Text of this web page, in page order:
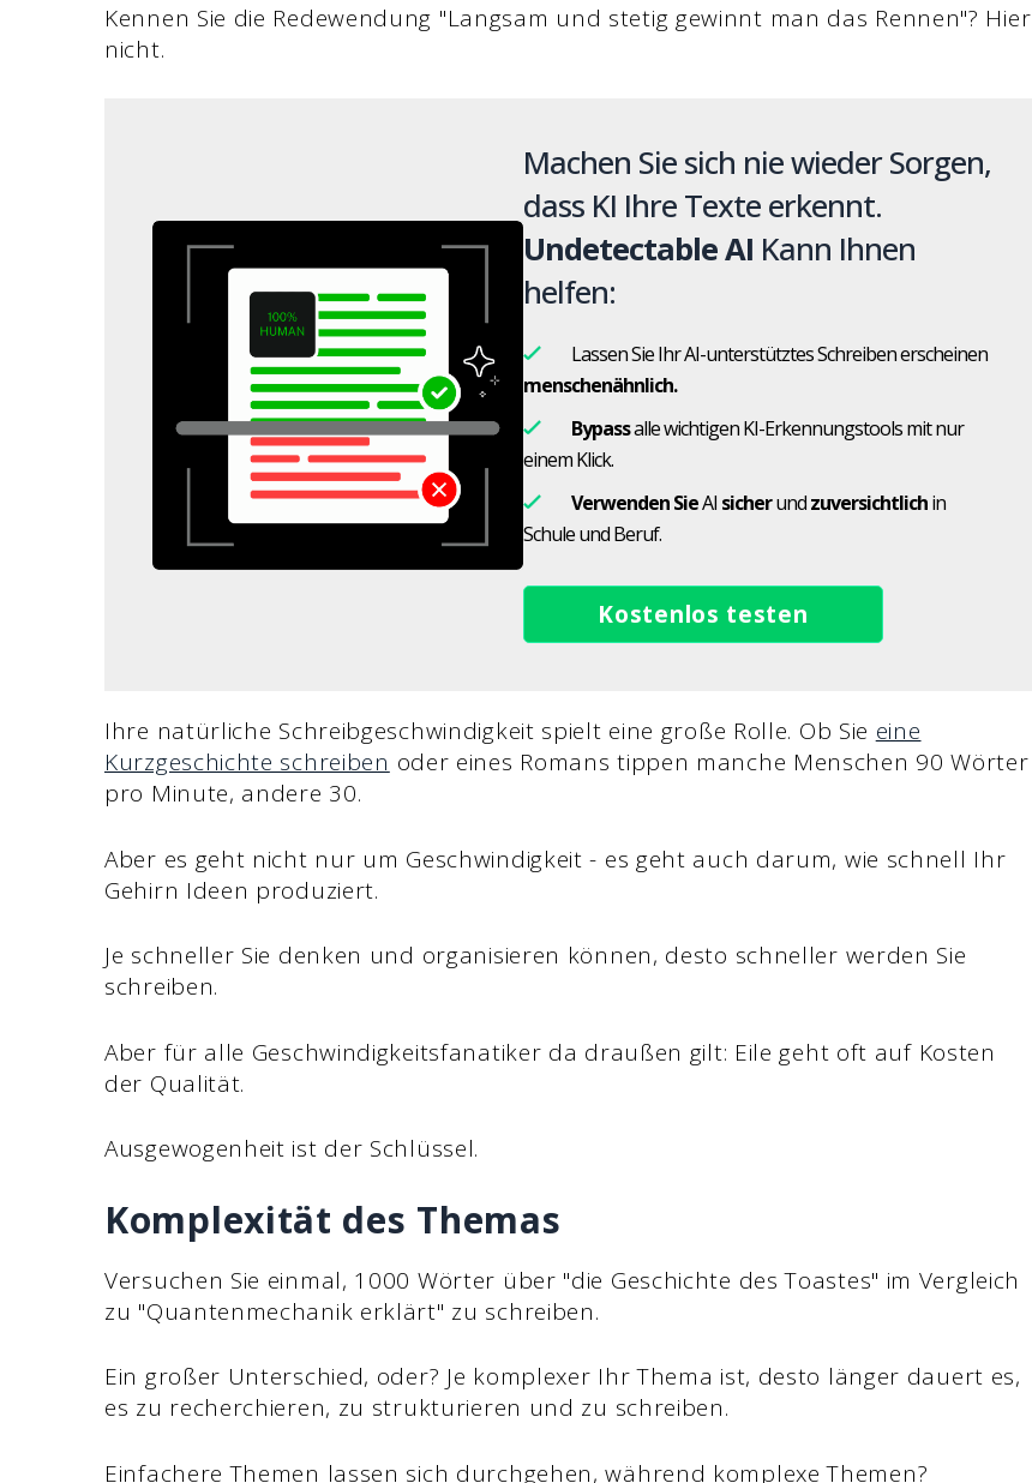
Kennen Sie die Redewendung "Langsam und stetig gewinnt man das Rennen"? Hier
nicht.
Machen Sie sich nie wieder Sorgen,
dass KI Ihre Texte erkennt.
Undetectable AI Kann Ihnen
helfen:
Lassen Sie Ihr AI-unterstütztes Schreiben erscheinen
menschenähnlich.
Bypassalle wichtigen KI-Erkennungstools mit nur
einem Klick.
Verwenden SieAI sicherundzuversichtlichin
Schule und Beruf.
Kostenlos testen
Ihre natürliche Schreibgeschwindigkeit spielt eine große Rolle. Ob Sie eine
Kurzgeschichte schreiben oder eines Romans tippen manche Menschen 90 Wörter
pro Minute, andere 30.
Aber es geht nicht nur um Geschwindigkeit - es geht auch darum, wie schnell Ihr
Gehirn Ideen produziert.
Je schneller Sie denken und organisieren können, desto schneller werden Sie
schreiben.
Aber für alle Geschwindigkeitsfanatiker da draußen gilt: Eile geht oft auf Kosten
der Qualität.
Ausgewogenheit ist der Schlüssel.
Komplexität des Themas
Versuchen Sie einmal, 1000 Wörter über "die Geschichte des Toastes" im Vergleich
zu "Quantenmechanik erklärt" zu schreiben.
Ein großer Unterschied, oder? Je komplexer Ihr Thema ist, desto länger dauert es,
es zu recherchieren, zu strukturieren und zu schreiben.
Einfachere Themen lassen sich durchgehen, während komplexe Themen?